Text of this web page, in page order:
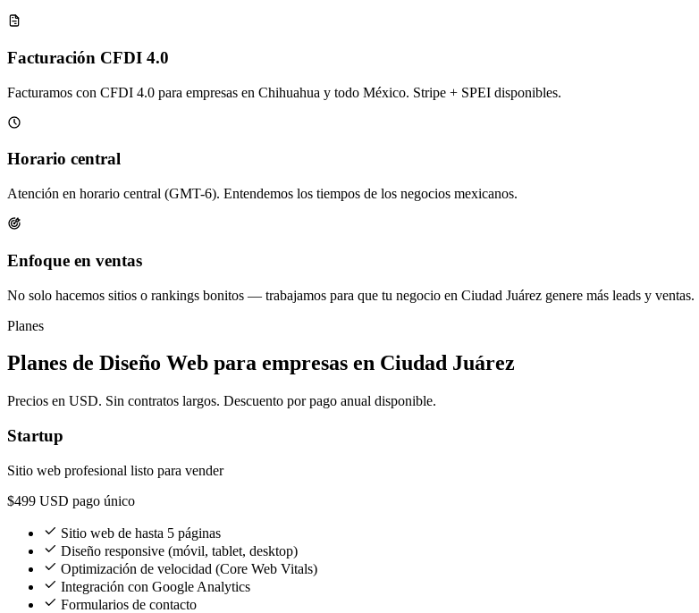
Facturación CFDI 4.0
Facturamos con CFDI 4.0 para empresas en Chihuahua y todo México. Stripe + SPEI disponibles.
Horario central
Atención en horario central (GMT-6). Entendemos los tiempos de los negocios mexicanos.
Enfoque en ventas
No solo hacemos sitios o rankings bonitos — trabajamos para que tu negocio en Ciudad Juárez genere más leads y ventas.
Planes
Planes de Diseño Web para empresas en Ciudad Juárez
Precios en USD. Sin contratos largos. Descuento por pago anual disponible.
Startup
Sitio web profesional listo para vender
$499 USD pago único
Sitio web de hasta 5 páginas
Diseño responsive (móvil, tablet, desktop)
Optimización de velocidad (Core Web Vitals)
Integración con Google Analytics
Formularios de contacto